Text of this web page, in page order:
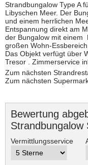
Strandbungalow Type A
Libyschen Meer. Der
und einem herrlichen
Entspannung direkt am
der Bungalow mit einem
großen Wohn-
Das Objekt verfügt über
Tresor . Zimmerservice
Zum nächsten
Zum nächsten
Bewertung
Strandbungalow
Vermittlungsservice